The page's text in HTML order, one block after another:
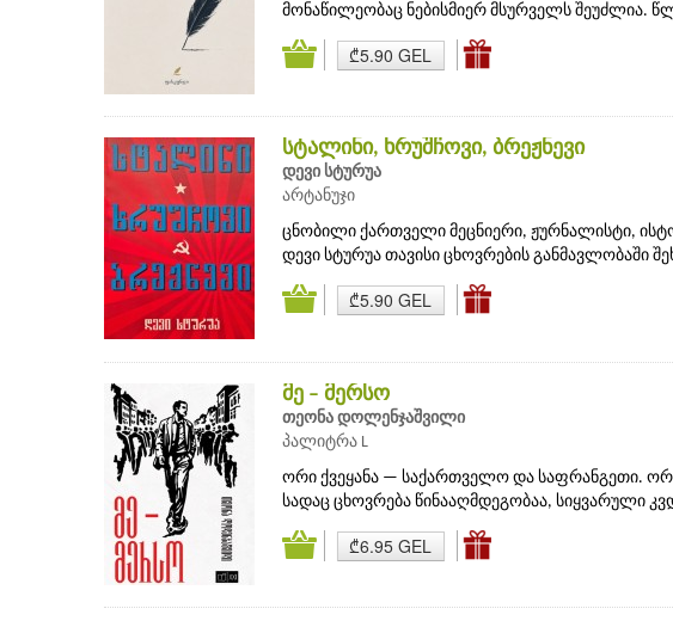
მონაწილეობაც ნებისმიერ მსურველს შეუძლია.
₾5.90 GEL
სტალინი, ხრუშჩოვი, ბრეჟნევი
დევი სტურუა
არტანუჯი
ცნობილი ქართველი მეცნიერი, ჟურნალისტი,
დევი სტურუა თავისი ცხოვრების განმავლობაში
₾5.90 GEL
მე – მერსო
თეონა დოლენჯაშვილი
პალიტრა L
ორი ქვეყანა — საქართველო და საფრანგეთი.
სადაც ცხოვრება წინააღმდეგობაა, სიყვარული
₾6.95 GEL